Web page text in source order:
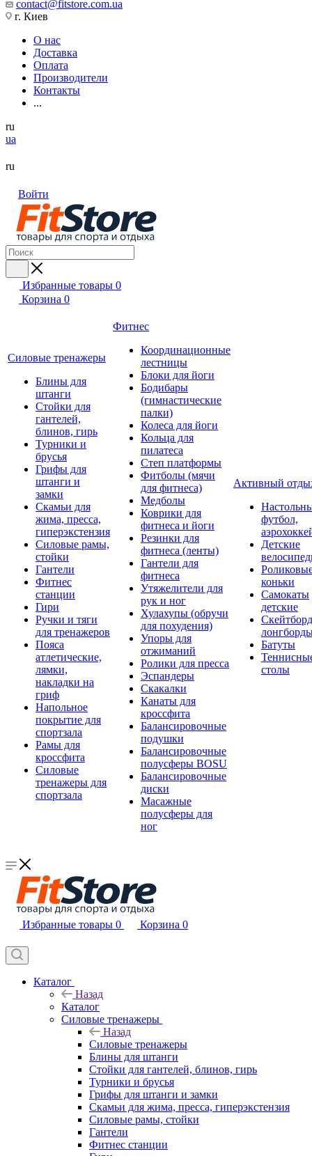
contact@fitstore.com.ua
г. Киев
О нас
Доставка
Оплата
Производители
Контакты
...
ru
ua
ru
Войти
Избранные товары 0
Корзина 0
Силовые тренажеры
Блины для
штанги
Стойки для
гантелей,
блинов, гирь
Турники и
брусья
Грифы для
штанги и
замки
Скамьи для
жима, пресса,
гиперэкстензия
Силовые рамы,
стойки
Гантели
Фитнес
станции
Гири
Ручки и тяги
для тренажеров
Пояса
атлетические,
лямки,
накладки на
гриф
Напольное
покрытие для
спортзала
Рамы для
кроссфита
Силовые
тренажеры для
спортзала
Фитнес
Координационные
лестницы
Блоки для йоги
Бодибары
(гимнастические
палки)
Колеса для йоги
Кольца для
пилатеса
Степ платформы
Фитболы (мячи
для фитнеса)
Медболы
Коврики для
фитнеса и йоги
Резинки для
фитнеса (ленты)
Гантели для
фитнеса
Утяжелители для
рук и ног
Хулахупы (обручи
для похудения)
Упоры для
отжиманий
Ролики для пресса
Эспандеры
Скакалки
Канаты для
кроссфита
Балансировочные
подушки
Балансировочные
полусферы BOSU
Балансировочные
диски
Масажные
полусферы для
ног
Активный
футбол,
Детские
коньки
Самокаты
детские
Батуты
столы
Избранные товары 0 Корзина 0
Каталог
Назад
Каталог
Силовые тренажеры
Назад
Силовые тренажеры
Блины для штанги
Стойки для гантелей, блинов, гирь
Турники и брусья
Грифы для штанги и замки
Скамьи для жима, пресса, гиперэкстензия
Силовые рамы, стойки
Гантели
Фитнес станции